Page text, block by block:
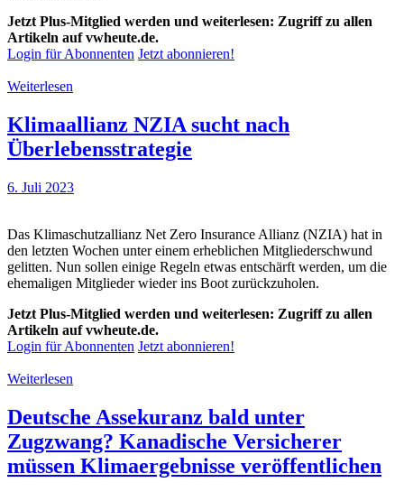
Jetzt Plus-Mitglied werden und weiterlesen: Zugriff zu allen
Artikeln auf vwheute.de.
Login für Abonnenten Jetzt abonnieren!
Weiterlesen
Klimaallianz NZIA sucht nach
Überlebensstrategie
6. Juli 2023
Das Klimaschutzallianz Net Zero Insurance Allianz (NZIA) hat in
den letzten Wochen unter einem erheblichen Mitgliederschwund
gelitten. Nun sollen einige Regeln etwas entschärft werden, um die
ehemaligen Mitglieder wieder ins Boot zurückzuholen.
Jetzt Plus-Mitglied werden und weiterlesen: Zugriff zu allen
Artikeln auf vwheute.de.
Login für Abonnenten Jetzt abonnieren!
Weiterlesen
Deutsche Assekuranz bald unter
Zugzwang? Kanadische Versicherer
müssen Klimaergebnisse veröffentlichen